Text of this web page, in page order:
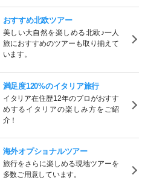
おすすめ北欧ツアー
美しい大自然を楽しめる北欧♪一人
旅におすすめのツアーも取り揃えて
います。
満足度120%のイタリア旅行
イタリア在住歴12年のプロがおすす
めするイタリアの楽しみ方をご紹
介！
海外オプショナルツアー
旅行をさらに楽しめる現地ツアーを
多数ご用意しています。